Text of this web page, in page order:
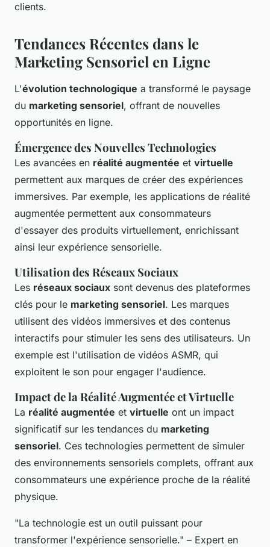
clients.
Tendances Récentes dans le
Marketing Sensoriel en Ligne
L'évolution technologique a transformé le paysage
du marketing sensoriel, offrant de nouvelles
opportunités en ligne.
Émergence des Nouvelles Technologies
Les avancées en réalité augmentée et virtuelle
permettent aux marques de créer des expériences
immersives. Par exemple, les applications de réalité
augmentée permettent aux consommateurs
d'essayer des produits virtuellement, enrichissant
ainsi leur expérience sensorielle.
Utilisation des Réseaux Sociaux
Les réseaux sociaux sont devenus des plateformes
clés pour le marketing sensoriel. Les marques
utilisent des vidéos immersives et des contenus
interactifs pour stimuler les sens des utilisateurs. Un
exemple est l'utilisation de vidéos ASMR, qui
exploitent le son pour engager l'audience.
Impact de la Réalité Augmentée et Virtuelle
La réalité augmentée et virtuelle ont un impact
significatif sur les tendances du marketing
sensoriel. Ces technologies permettent de simuler
des environnements sensoriels complets, offrant aux
consommateurs une expérience proche de la réalité
physique.
"La technologie est un outil puissant pour
transformer l'expérience sensorielle." – Expert en